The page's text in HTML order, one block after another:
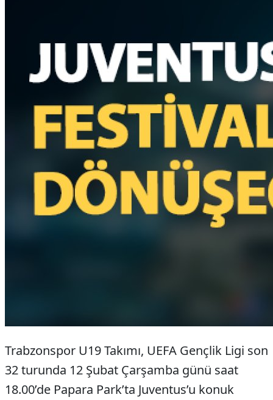
Trabzonspor U19 Takımı, UEFA Gençlik Ligi son
32 turunda 12 Şubat Çarşamba günü saat
18.00’de Papara Park’ta Juventus’u konuk